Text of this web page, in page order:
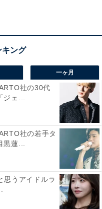
数の学術研究都市とし
最先端の技術開発拠点
然としており、緑豊か
する姿は「知的で豊
にも見えます。さら
集う国際的な側面も持
が漂っています。
があり研究所も多い
（20代男性／埼玉
一ヶ月
社の30代
ェ...
社の若手タ
蓮...
思うアイドルラ